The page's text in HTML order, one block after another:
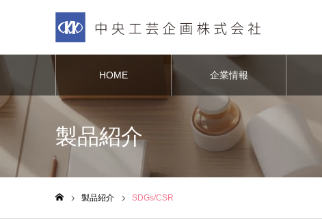
HOME 企業情報
製品紹介
製品紹介 SDGs/CSR